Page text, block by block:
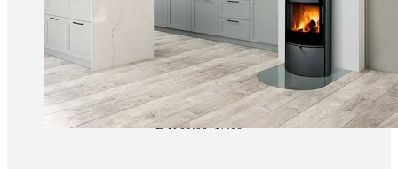
Tartus kivi töötlemine
Tähe 127E, Tartu
(+372) 747 7107
vaino@raidkivi.ee
E-R 09:00–17:00